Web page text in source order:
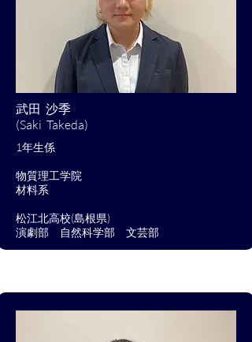
武田 沙季
(Saki Takeda)
1年生係​
​物質理工学院
​材料系
松江北高校(島根県)
演劇部 自然科学部 文芸部